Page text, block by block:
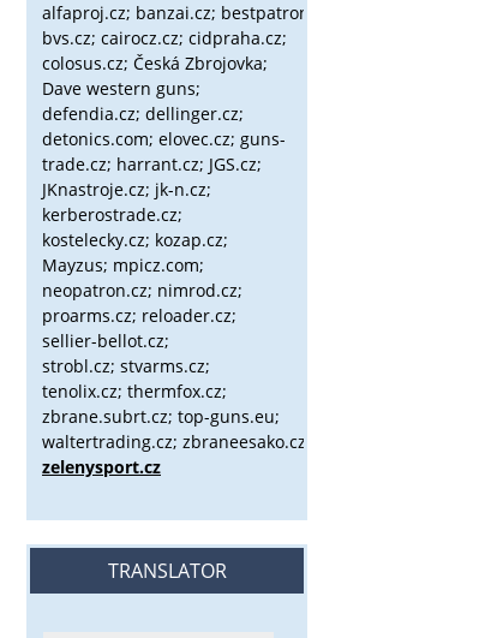
alfaproj.cz; banzai.cz; bestpatron.eu;
bvs.cz; cairocz.cz; cidpraha.cz;
colosus.cz; Česká Zbrojovka;
Dave western guns;
defendia.cz; dellinger.cz;
detonics.com; elovec.cz; guns-
trade.cz; harrant.cz; JGS.cz;
JKnastroje.cz; jk-n.cz;
kerberostrade.cz;
kostelecky.cz; kozap.cz;
Mayzus; mpicz.com;
neopatron.cz; nimrod.cz;
proarms.cz; reloader.cz;
sellier-bellot.cz;
strobl.cz; stvarms.cz;
tenolix.cz; thermfox.cz;
zbrane.subrt.cz; top-guns.eu;
waltertrading.cz; zbraneesako.cz;
zelenysport.cz
TRANSLATOR